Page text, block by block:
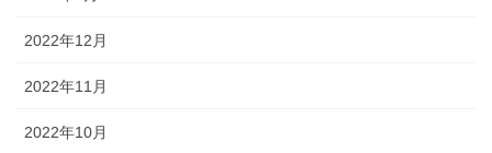
2022年12月
2022年11月
2022年10月